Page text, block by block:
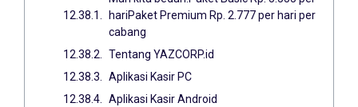
hariPaket Premium Rp. 2.777 per hari per
cabang
Tentang YAZCORP.id
Aplikasi Kasir PC
Aplikasi Kasir Android